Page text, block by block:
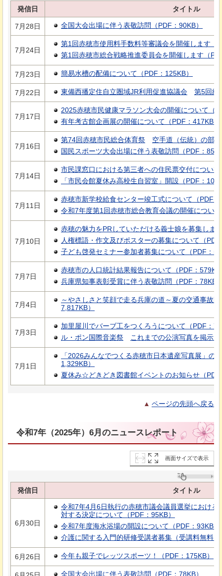
発信日 タイトル
7月28日 全国大会出場に伴う表敬訪問（PDF：90KB）
7月24日
第1回赤穂市使用料手数料等審議会を開催します（
第1回赤穂市総合戦略推進委員会を開催します（
7月23日 簡易水槽の配備について（PDF：125KB）
7月22日 東備西播定住自立圏域JR利用促進協議会 第5回総
7月17日
2025赤穂市民健康マラソン大会の開催について（
有年考古館企画展の開催について（PDF：417KB）
7月16日
第74回赤穂市民総合体育祭
空手道（伝統）の部
国民スポーツ大会出場に伴う表敬訪問（PDF：
7月14日
市民課窓口における第三者への住民票交付につい
「市民会館夏休み高校生自習室」開設（PDF：
7月11日
赤穂市新学校給食センター竣工式について（PDF
令和7年度第1回赤穂市総合教育会議の開催につい
7月10日
赤穂の魅力をPRしていただける義士娘を募集しま
人権標語・作文及びポスターの募集について（
子ども啓発セミナー参加者募集について（PDF：
7月7日
赤穂市の人口統計結果報告について（PDF：579KB
兵庫県知事表彰受賞に伴う表敬訪問（PDF：78KB
7月4日
～やさしさと笑顔で走る兵庫の道～夏の交通事故
7,817KB）
7月3日
加里屋川でバーブ工をつくろうについて（PDF：
ル・ポン国際音楽祭
これまでの公演写真を掲示
7月1日
「2026みんなでつくる赤穂市日本遺産写真展」の
1,329KB）
夏休み☆どきどき図書館イベントのお知らせ（
ページの先頭へ戻る
令和7年（2025年）6月のニュースレポート
画面サイズで表示
発信日 タイトル
6月30日
令和7年4月6日執行の赤穂市議会議員選挙におけ
対する決定について（PDF：95KB）
令和7年度海水浴場の開設について（PDF：93KB）
介護に関する入門的研修受講者募集（受講料無料
6月26日 今年も親子でレッツスポーツ！（PDF：175KB）
全国大会出場に伴う表敬訪問（PDF：78KB）